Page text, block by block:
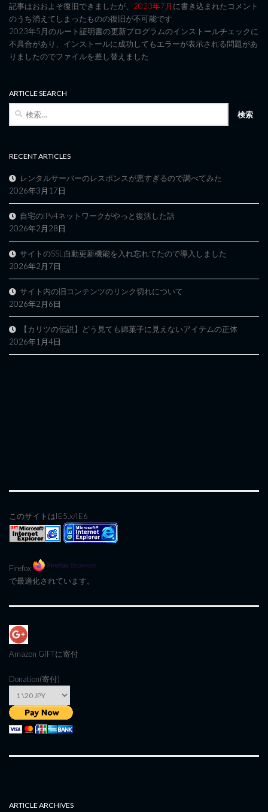
記事はおおよそ復旧できましたが、 2023年7月に書き込まれたコメント
のうち消えてしまったものの復旧が不可能です
2023年5月のルート証明書の更新プログラムのインストールチェックに
不具合があり、インストールに成功してもエラーが表示される問題があ
りましたのでファイルを差し替えました
ARTICLE SEARCH
検
RECENT ARTICLES
レンタルサーバーのレスポンスが悪すぎるので調べてみた
2026年3月17日
自宅のIPv4ネットワークがやっと復活した話
2026年2月28日
サイトのSSL自動更新機能を入れ忘れてたので導入しました
2026年2月7日
サイト内の旧コンテンツのリンク切れについて
2026年2月6日
【カリツの伝説】どう見ても綿菓子に見えないアイテムの正体
2026年1月4日
このサイトはIE5.x/IE6
Firefox
で最適化されています。
Amazon GIFTに寄付
Donation(寄付)
ARTICLE ARCHIVES